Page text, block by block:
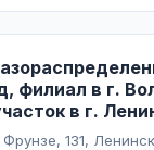
филиал в г.
в г.
Фрунзе, 131, Ленинск